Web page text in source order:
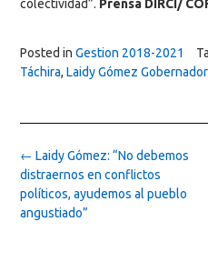
colectividad”. Prensa DIRCI/
Posted in Gestion 2018-2021
Táchira, Laidy Gómez
Post
navigation
← Laidy Gómez: “No debemos
distraernos en conflictos
políticos, ayudemos al pueblo
angustiado”